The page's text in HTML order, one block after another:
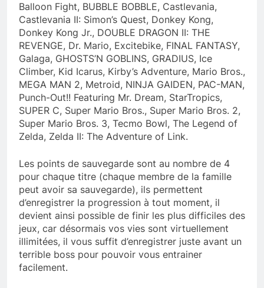
Balloon Fight, BUBBLE BOBBLE, Castlevania,
Castlevania II: Simon’s Quest, Donkey Kong,
Donkey Kong Jr., DOUBLE DRAGON II: THE
REVENGE, Dr. Mario, Excitebike, FINAL FANTASY,
Galaga, GHOSTS’N GOBLINS, GRADIUS, Ice
Climber, Kid Icarus, Kirby’s Adventure, Mario Bros.,
MEGA MAN 2, Metroid, NINJA GAIDEN, PAC-MAN,
Punch-Out!! Featuring Mr. Dream, StarTropics,
SUPER C, Super Mario Bros., Super Mario Bros. 2,
Super Mario Bros. 3, Tecmo Bowl, The Legend of
Zelda, Zelda II: The Adventure of Link.
Les points de sauvegarde sont au nombre de 4
pour chaque titre (chaque membre de la famille
peut avoir sa sauvegarde), ils permettent
d’enregistrer la progression à tout moment, il
devient ainsi possible de finir les plus difficiles des
jeux, car désormais vos vies sont virtuellement
illimitées, il vous suffit d’enregistrer juste avant un
terrible boss pour pouvoir vous entrainer
facilement.